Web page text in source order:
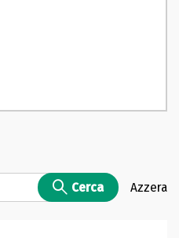
Cerca Azzera